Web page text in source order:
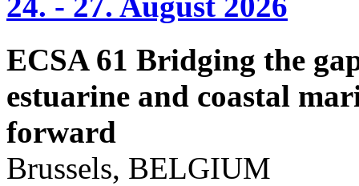
ECSA 61 Bridging the
estuarine and coastal
forward
Brussels, BELGIUM